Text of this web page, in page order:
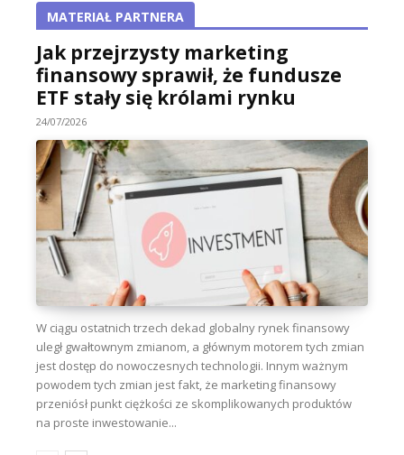
MATERIAŁ PARTNERA
Jak przejrzysty marketing
finansowy sprawił, że fundusze
ETF stały się królami rynku
24/07/2026
W ciągu ostatnich trzech dekad globalny rynek finansowy
uległ gwałtownym zmianom, a głównym motorem tych zmian
jest dostęp do nowoczesnych technologii. Innym ważnym
powodem tych zmian jest fakt, że marketing finansowy
przeniósł punkt ciężkości ze skomplikowanych produktów
na proste inwestowanie...